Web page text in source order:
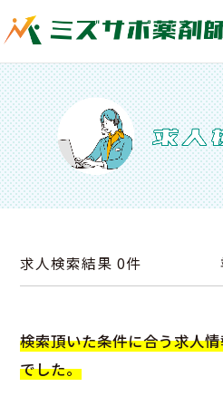
求人検索結果0件
検索頂いた条件に合う求人
でした。